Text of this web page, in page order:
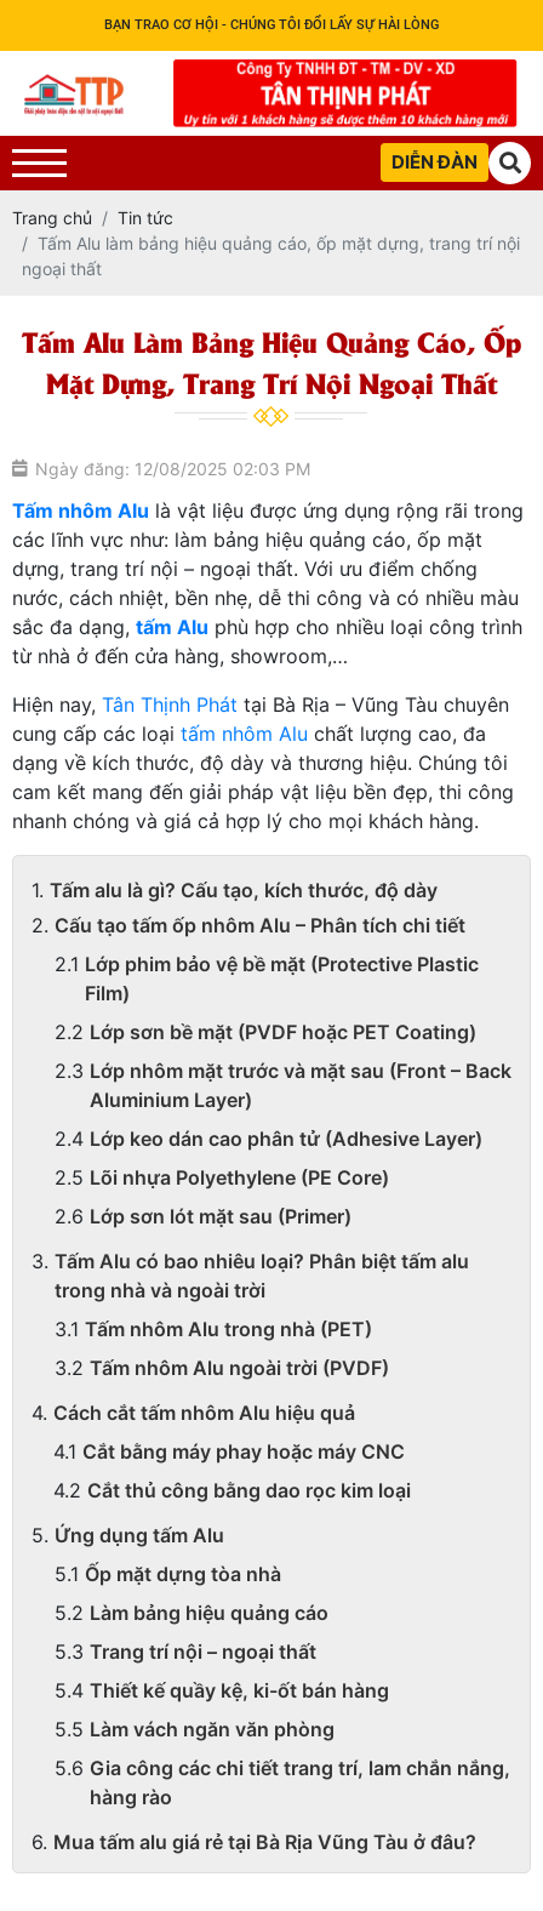
BẠN TRAO CƠ HỘI - CHÚNG TÔI ĐỔI LẤY SỰ HÀI LÒNG
DIỄN ĐÀN
Trang chủ
Tin tức
Tấm Alu làm bảng hiệu quảng cáo, ốp mặt dựng, trang trí nội
ngoại thất
Tấm Alu Làm Bảng Hiệu Quảng Cáo, Ốp
Mặt Dựng, Trang Trí Nội Ngoại Thất
Ngày đăng: 12/08/2025 02:03 PM
Tấm nhôm Alu là vật liệu được ứng dụng rộng rãi trong
các lĩnh vực như: làm bảng hiệu quảng cáo, ốp mặt
dựng, trang trí nội – ngoại thất. Với ưu điểm chống
nước, cách nhiệt, bền nhẹ, dễ thi công và có nhiều màu
sắc đa dạng, tấm Alu phù hợp cho nhiều loại công trình
từ nhà ở đến cửa hàng, showroom,…
Hiện nay, Tân Thịnh Phát tại Bà Rịa – Vũng Tàu chuyên
cung cấp các loại tấm nhôm Alu chất lượng cao, đa
dạng về kích thước, độ dày và thương hiệu. Chúng tôi
cam kết mang đến giải pháp vật liệu bền đẹp, thi công
nhanh chóng và giá cả hợp lý cho mọi khách hàng.
Tấm alu là gì? Cấu tạo, kích thước, độ dày
Cấu tạo tấm ốp nhôm Alu – Phân tích chi tiết
Lớp phim bảo vệ bề mặt (Protective Plastic
Film)
Lớp sơn bề mặt (PVDF hoặc PET Coating)
Lớp nhôm mặt trước và mặt sau (Front – Back
Aluminium Layer)
Lớp keo dán cao phân tử (Adhesive Layer)
Lõi nhựa Polyethylene (PE Core)
Lớp sơn lót mặt sau (Primer)
Tấm Alu có bao nhiêu loại? Phân biệt tấm alu
trong nhà và ngoài trời
Tấm nhôm Alu trong nhà (PET)
Tấm nhôm Alu ngoài trời (PVDF)
Cách cắt tấm nhôm Alu hiệu quả
Cắt bằng máy phay hoặc máy CNC
Cắt thủ công bằng dao rọc kim loại
Ứng dụng tấm Alu
Ốp mặt dựng tòa nhà
Làm bảng hiệu quảng cáo
Trang trí nội – ngoại thất
Thiết kế quầy kệ, ki-ốt bán hàng
Làm vách ngăn văn phòng
Gia công các chi tiết trang trí, lam chắn nắng,
hàng rào
Mua tấm alu giá rẻ tại Bà Rịa Vũng Tàu ở đâu?